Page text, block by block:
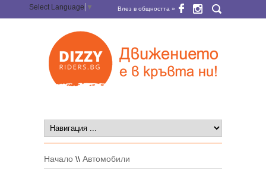
Select Language ▼ Влез в общността »
Начало \\ Автомобили